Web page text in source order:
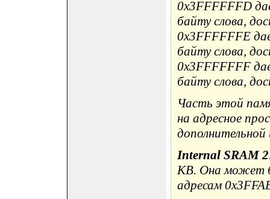
0x3FFFFFFD
байту слова,
0x3FFFFFFE
байту слова,
0x3FFFFFFF
байту слова,
Часть этой
на адресное
Internal SRAM 2
KB. Она может
адресам